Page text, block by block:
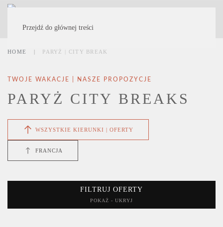
Przejdź do głównej treści
HOME PARYŻ | CITY BREAK
TWOJE WAKACJE | NASZE PROPOZYCJE
PARYŻ CITY BREAKS
WSZYSTKIE KIERUNKI | OFERTY
FRANCJA
FILTRUJ OFERTY
POKAŻ - UKRYJ